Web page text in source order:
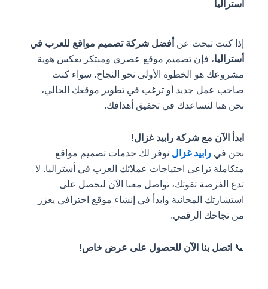
تبحث عنأفضل شركة تصميم مواقع للعرب في
، فإن تصميم موقع عصري ومبتكر يعكس هوية
هو الخطوة الأولى نحو النجاح. سواء كنت
جديد أو ترغب في تطوير موقعك الحالي،
لنساعدك في تحقيق أهدافك.
مع شركة رابيد غزال!
رابيد غزالنوفر لك خدمات تصميم مواقع
تراعي احتياجات عملائك العرب في أستراليا. لا
تفوتك، تواصل معنا الآن لتحصل على
المجانية وابدأ في إنشاء موقع احترافي يعزز
الرقمي.
بنا الآن للحصول على عرض خاص!